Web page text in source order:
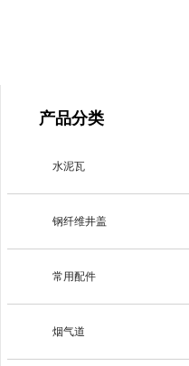
产品分类
水泥瓦
钢纤维井盖
常用配件
烟气道